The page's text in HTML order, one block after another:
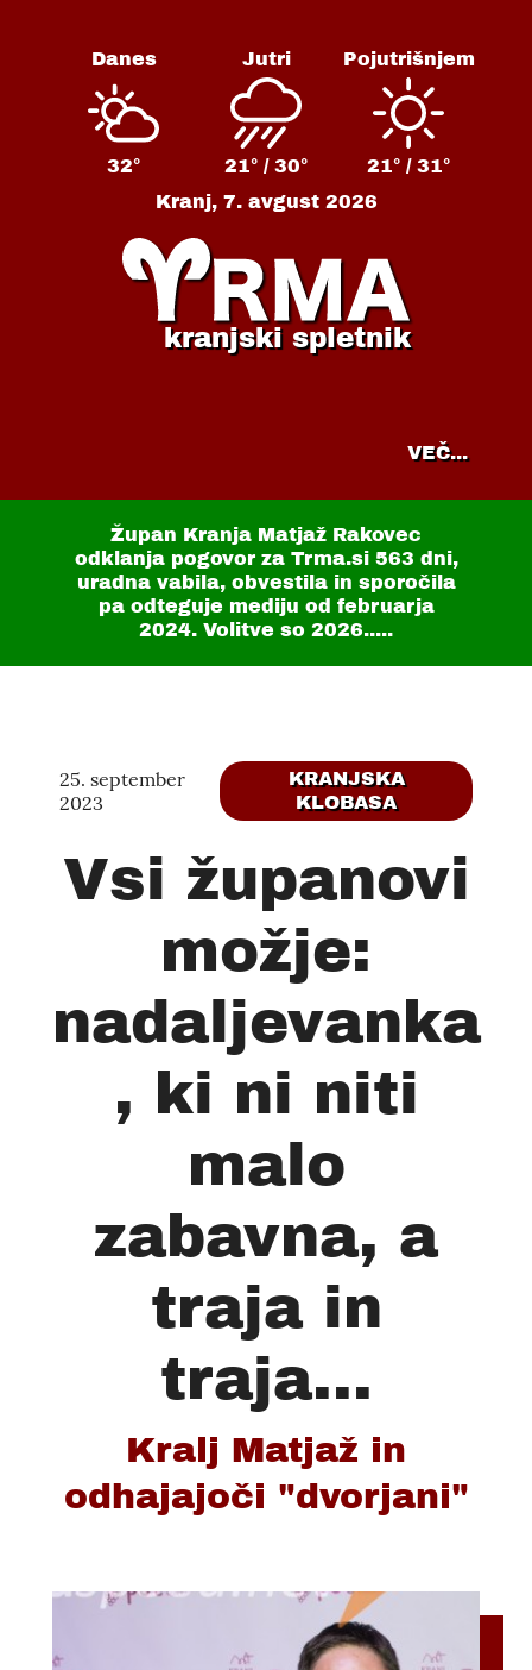
Danes
32°
Jutri
21° / 30°
Pojutrišnjem
21° / 31°
Kranj, 7. avgust 2026
kranjski spletnik
VEČ...
Župan Kranja Matjaž Rakovec
odklanja pogovor za Trma.si 563 dni,
uradna vabila, obvestila in sporočila
pa odteguje mediju od februarja
2024. Volitve so 2026.....
25. september
2023
KRANJSKA
KLOBASA
Vsi županovi
možje:
nadaljevanka
, ki ni niti
malo
zabavna, a
traja in
traja...
Kralj Matjaž in
odhajajoči "dvorjani"